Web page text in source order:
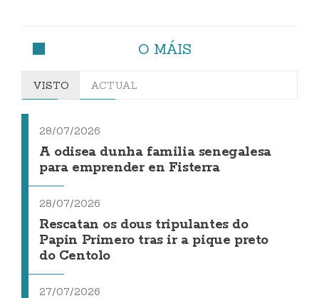
O MÁIS
VISTO ACTUAL
28/07/2026
A odisea dunha familia senegalesa
para emprender en Fisterra
28/07/2026
Rescatan os dous tripulantes do
Papin Primero tras ir a pique preto
do Centolo
27/07/2026